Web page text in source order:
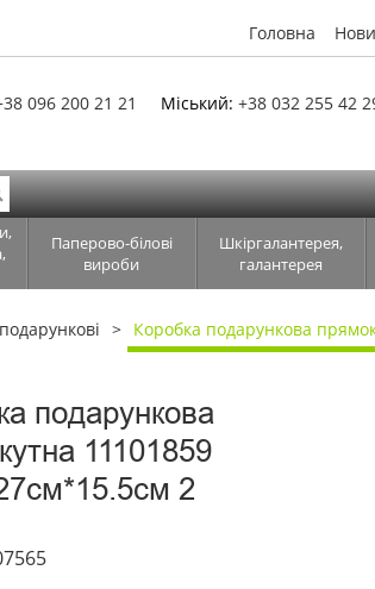
Головна
096 200 21 21 Міський: +38 032 255 42
Паперово-білові
вироби
Шкіргалантерея,
галантерея
Коробка подарункова
подарункова
11101859
2